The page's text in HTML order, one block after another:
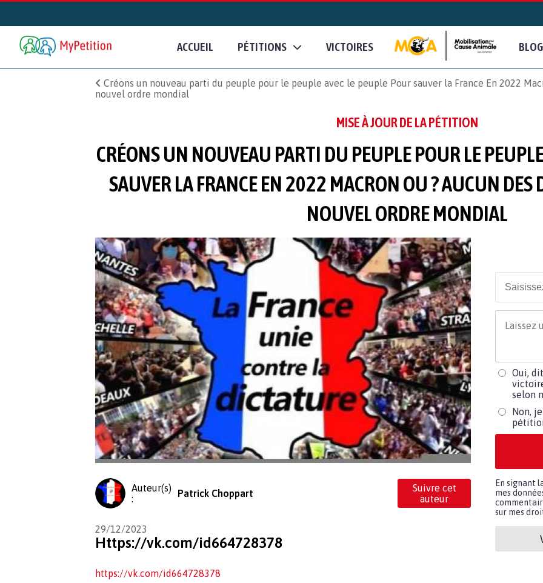
ACCUEIL PÉTITIONS VICTOIRES BLOG
Créons un nouveau parti du peuple pour le peuple avec le peuple Pour sauver la France En 2022
nouvel ordre mondial
MISE À JOUR DE LA PÉTITION
CRÉONS UN NOUVEAU PARTI DU PEUPLE POUR LE
SAUVER LA FRANCE EN 2022 MACRON OU ? AUCUN DES
NOUVEL ORDRE MONDIAL
Auteur(s)
:
Patrick Choppart
Suivre cet
auteur
29/12/2023
Https://vk.com/id664728378
https://vk.com/id664728378
Oui,
selon
Non,
En signant
mes
sur mes